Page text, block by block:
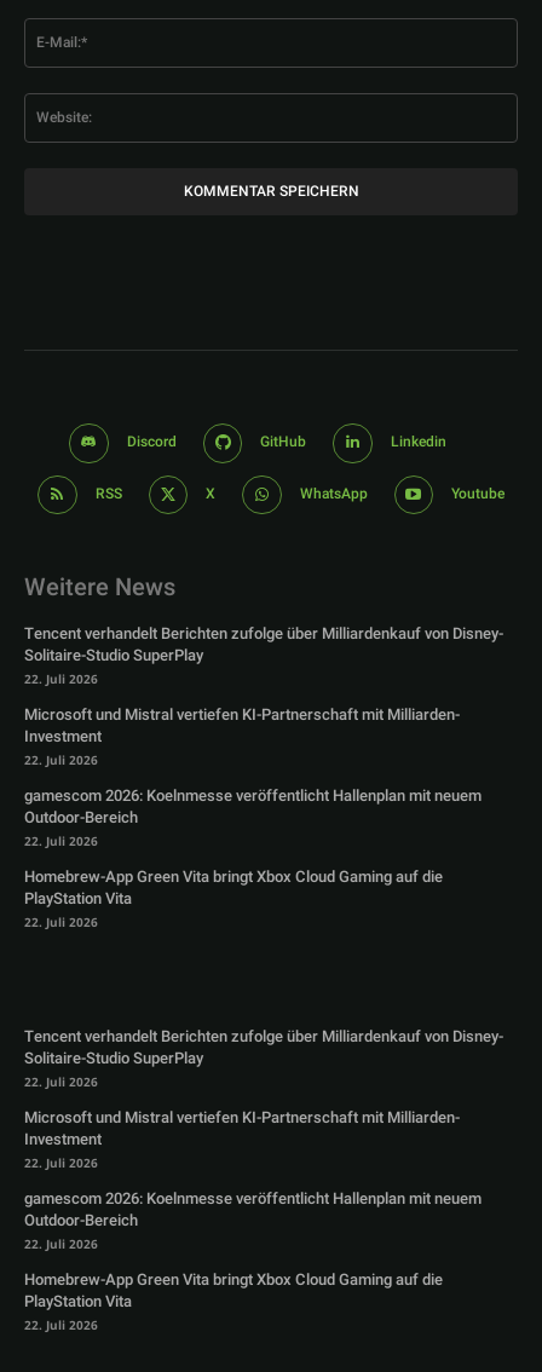
Discord GitHub Linkedin
RSS X WhatsApp Youtube
Weitere News
Tencent verhandelt Berichten zufolge über Milliardenkauf von Disney-
Solitaire-Studio SuperPlay
22. Juli 2026
Microsoft und Mistral vertiefen KI-Partnerschaft mit Milliarden-
Investment
22. Juli 2026
gamescom 2026: Koelnmesse veröffentlicht Hallenplan mit neuem
Outdoor-Bereich
22. Juli 2026
Homebrew-App Green Vita bringt Xbox Cloud Gaming auf die
PlayStation Vita
22. Juli 2026
Tencent verhandelt Berichten zufolge über Milliardenkauf von Disney-
Solitaire-Studio SuperPlay
22. Juli 2026
Microsoft und Mistral vertiefen KI-Partnerschaft mit Milliarden-
Investment
22. Juli 2026
gamescom 2026: Koelnmesse veröffentlicht Hallenplan mit neuem
Outdoor-Bereich
22. Juli 2026
Homebrew-App Green Vita bringt Xbox Cloud Gaming auf die
PlayStation Vita
22. Juli 2026